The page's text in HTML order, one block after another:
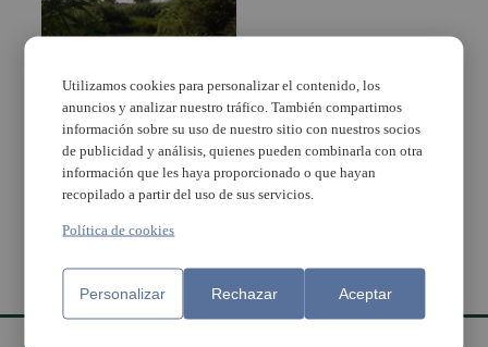
Paterna reduce en un
90% la contaminación
de las aguas residuales
industriales
Utilizamos cookies para personalizar el contenido, los
anuncios y analizar nuestro tráfico. También compartimos
información sobre su uso de nuestro sitio con nuestros socios
de publicidad y análisis, quienes pueden combinarla con otra
información que les haya proporcionado o que hayan
recopilado a partir del uso de sus servicios.
Política de cookies
Personalizar Rechazar Aceptar